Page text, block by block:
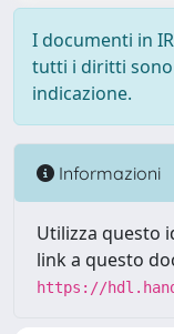
I documenti in
tutti i diritti sono
indicazione.
Informazioni
Utilizza questo
link a questo
https://